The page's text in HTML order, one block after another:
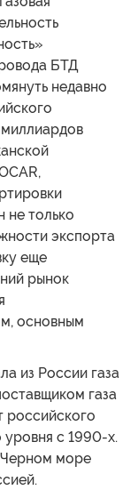
БТД
недавно
не только
экспорта
еще
рынок
основным
из России газа
газа
российского
уровня с 1990-х.
Черном море